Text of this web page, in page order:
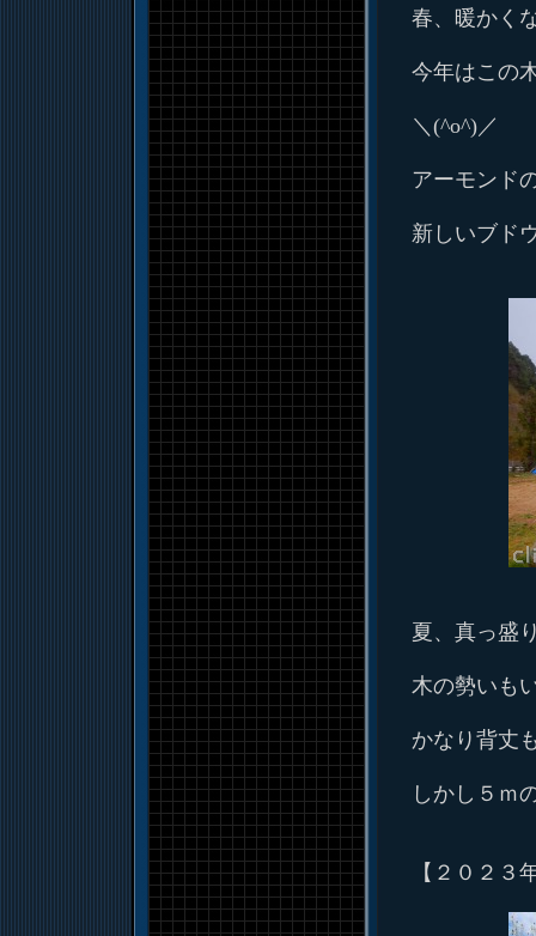
春、暖かく
今年はこの
＼(^o^)／
アーモンド
新しいブド
夏、真っ盛
木の勢いも
かなり背丈
しかし５ｍ
【２０２３